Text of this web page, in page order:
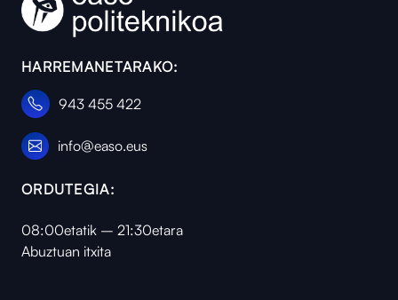
HARREMANETARAKO:
943 455 422
info@easo.eus
ORDUTEGIA:
08:00etatik – 21:30etara
Abuztuan itxita